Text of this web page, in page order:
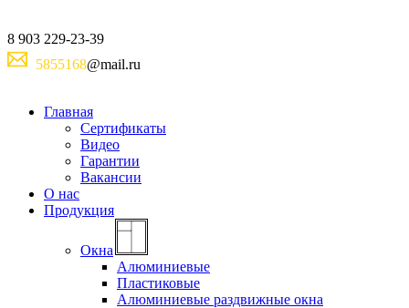
8 903 229-23-39
5855168@mail.ru
Главная
Сертификаты
Видео
Гарантии
Вакансии
О нас
Продукция
Окна
Алюминиевые
Пластиковые
Алюминиевые раздвижные окна